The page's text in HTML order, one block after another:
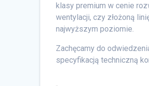
klasy premium w cenie
wentylacji, czy złożoną
najwyższym poziomie.
Zachęcamy do
specyfikacją techniczną